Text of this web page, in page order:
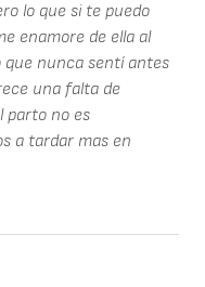
lo que si te puedo
enamore de ella al
nunca sentí antes
una falta de
parto no es
a tardar mas en